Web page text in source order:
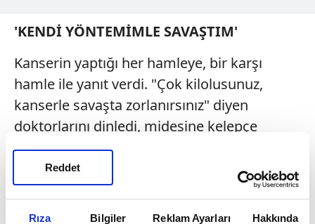
Rıza Bilgiler Reklam Ayarları Hakkında
Reddet
'KENDİ YÖNTEMİMLE SAVAŞTIM'
Kanserin yaptığı her hamleye, bir karşı
hamle ile yanıt verdi. "Çok kilolusunuz,
kanserle savaşta zorlanırsınız" diyen
doktorlarını dinledi, midesine kelepçe
taktırdı ve bir yılda tam 50 kilo verdi.
Kanserle savaşırken pek çok madalya da
kazandı. Amerika'daki New Hampshire
Üniversitesi, onu bilirkişi ilan etti. Eğitim ve